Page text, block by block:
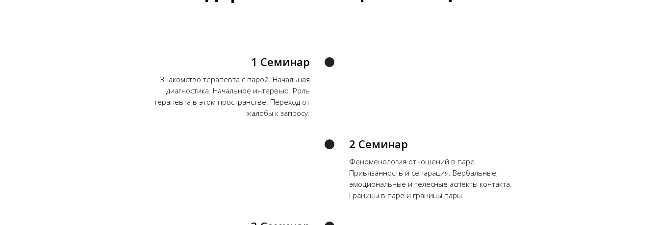
1 Семинар
Знакомство терапевта с парой. Начальная
диагностика. Начальное интервью. Роль
терапевта в этом пространстве. Переход от
жалобы к запросу.
2 Семинар
Феноменология отношений в паре.
Привязанность и сепарация. Вербальные,
эмоциональные и телесные аспекты контакта.
Границы в паре и границы пары.